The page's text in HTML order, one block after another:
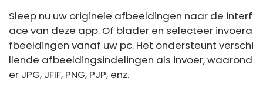
Sleep nu uw originele afbeeldingen naar de interf
ace van deze app. Of blader en selecteer invoera
fbeeldingen vanaf uw pc. Het ondersteunt verschi
llende afbeeldingsindelingen als invoer, waarond
er JPG, JFIF, PNG, PJP, enz.